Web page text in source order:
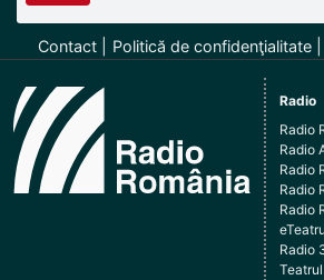
Contact Politică de confidenţialitate
Radio
Radio
Radio
Radio
Radio
Radio
eTeatru
Radio